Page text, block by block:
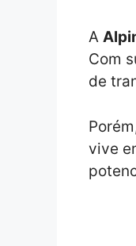
A
Com
de
vive